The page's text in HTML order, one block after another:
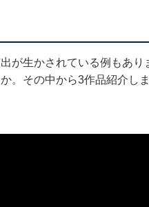
が生かされている例もあり
。その中から3作品紹介しま